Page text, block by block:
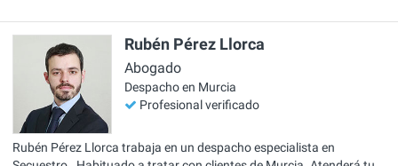
Rubén Pérez Llorca
Abogado
Despacho en Murcia
Profesional verificado
Rubén Pérez Llorca trabaja en un despacho especialista en